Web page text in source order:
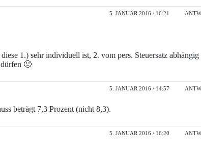
5. JANUAR 2016 / 16:21
1.) sehr individuell ist, 2. vom pers. Steuersatz
🙂
5. JANUAR 2016 / 14:57
beträgt 7,3 Prozent (nicht 8,3).
5. JANUAR 2016 / 16:20